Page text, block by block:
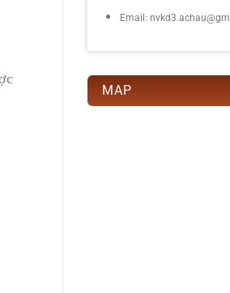
Email:
MAP